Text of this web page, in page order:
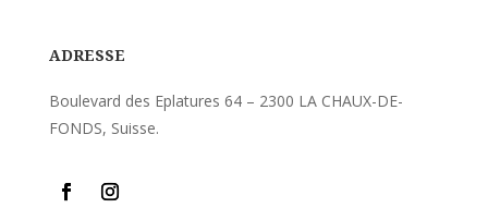
ADRESSE
Boulevard des Eplatures 64 – 2300 LA CHAUX-DE-
FONDS, Suisse.